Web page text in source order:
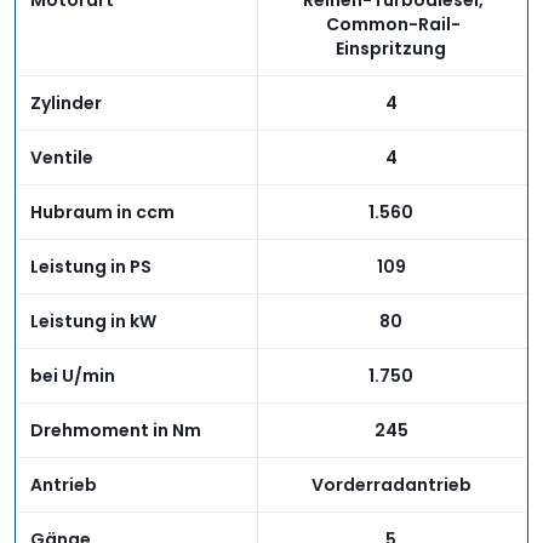
Common-Rail-
Einspritzung
Zylinder 4
Ventile 4
Hubraum in ccm 1.560
Leistung in PS 109
Leistung in kW 80
bei U/min 1.750
Drehmoment in Nm 245
Antrieb Vorderradantrieb